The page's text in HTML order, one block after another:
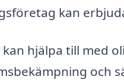
kan
hjälpa till med
och